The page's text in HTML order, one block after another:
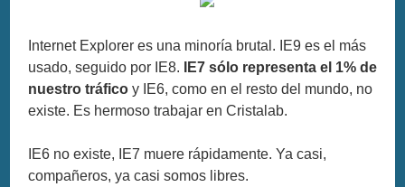
Internet Explorer es una minoría brutal. IE9 es el más
usado, seguido por IE8.
IE7 sólo representa el 1% de
nuestro tráfico y IE6, como en el resto del mundo, no
existe. Es hermoso trabajar en Cristalab.
IE6 no existe, IE7 muere rápidamente. Ya casi,
compañeros, ya casi somos libres.